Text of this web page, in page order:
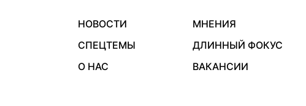
НОВОСТИ МНЕНИЯ
СПЕЦТЕМЫ
ДЛИННЫЙ ФОКУС
О НАС
ВАКАНСИИ